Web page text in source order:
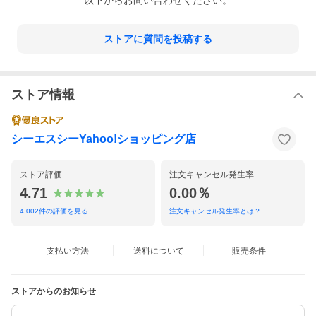
ストアに質問を投稿する
ストア情報
シーエスシーYahoo!ショッピング店
ストア評価
4.71
4,002件の評価を見る
注文キャンセル発生率
0.00％
注文キャンセル発生率とは？
支払い方法 送料について 販売条件
ストアからのお知らせ